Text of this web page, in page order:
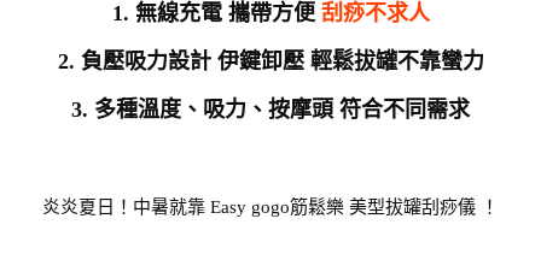
1. 無線充電 攜帶方便 刮痧不求人
2. 負壓吸力設計 伊鍵卸壓 輕鬆拔罐不靠蠻力
3. 多種溫度、吸力、按摩頭 符合不同需求
炎炎夏日！中暑就靠 Easy gogo筋鬆樂 美型拔罐刮痧儀 ！